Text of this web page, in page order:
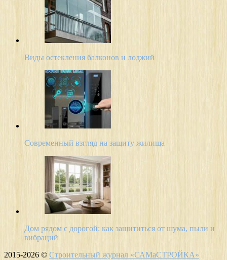
Виды остекления балконов и лоджий
Современный взгляд на защиту жилища
Дом рядом с дорогой: как защититься от шума, пыли и
вибраций
2015-2026 © Строительный журнал «САМаСТРОЙКА»